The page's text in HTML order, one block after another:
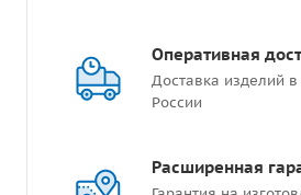
Оперативная
Доставка изделий
России
Расширенная